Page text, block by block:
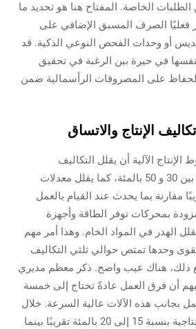
الخاصة. المفتاح هنا هو تحديد ما
فعليًا الصرف المسبق الإضافي على
أو وحدات الفحص النوعي الذكية. قد
في حيرة بين الرغبة في تحقيق
على المصروفات الرأسمالية ضمن
الإنتاج والاتساق
الآلية أن يقلل التكاليف
التشغيلية بنسبة تتراوح بين 30 و 50 بالمئة، كما يقلل معدلات
مقارنة بما يحدث عند القيام بالعمل
بمحركات توفر الطاقة وأجهزة
الهدر في المواد الخام. وهذا أمر مهم
وحدها تمتص حوالي ثلثي التكاليف
ذلك، هناك عيب واضح. ذكر معظم مديري
أن فرق العمل عادةً تحتاج إلى خمسة
بجانب هذه الآلات عالية السرعة. خلال
هذه الفترة، تنخفض الإنتاجية بنسبة 15 إلى 20 بالمئة تقريبًا بينما